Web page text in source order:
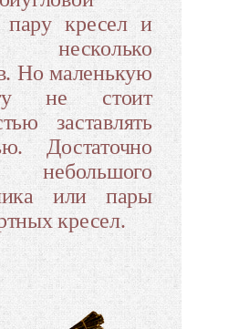
пару кресел и
несколько
Но маленькую
не стоит
заставлять
Достаточно
небольшого
или пары
кресел.